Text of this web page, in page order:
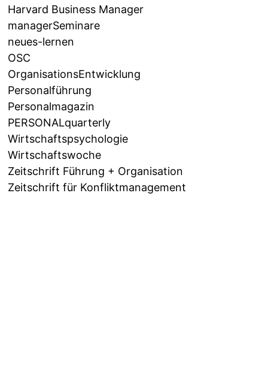
Harvard Business Manager
managerSeminare
neues-lernen
OSC
OrganisationsEntwicklung
Personalführung
Personalmagazin
PERSONALquarterly
Wirtschaftspsychologie
Wirtschaftswoche
Zeitschrift Führung + Organisation
Zeitschrift für Konfliktmanagement